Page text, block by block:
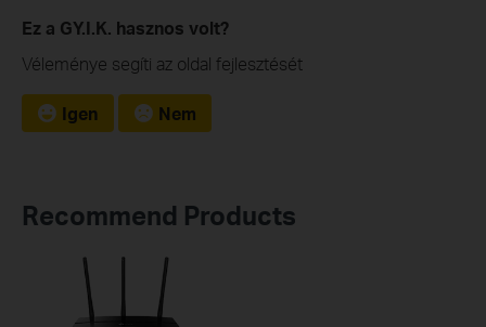
Ez a GY.I.K. hasznos volt?
Véleménye segíti az oldal fejlesztését
Igen Nem
Recommend Products